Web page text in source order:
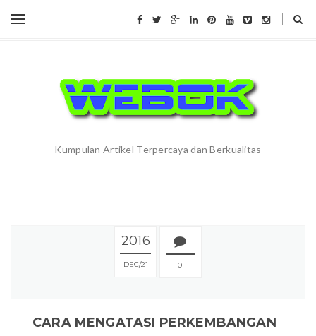
Kumpulan Artikel Terpercaya dan Berkualitas
2016
DEC 21 0
CARA MENGATASI PERKEMBANGAN